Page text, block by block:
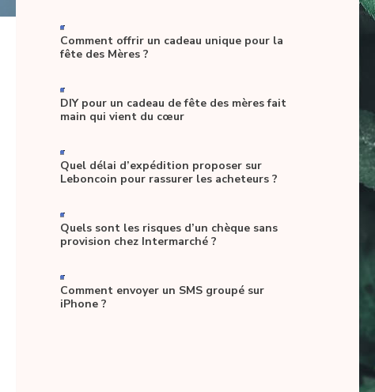
-
Comment offrir un cadeau unique pour la
fête des Mères ?
-
DIY pour un cadeau de fête des mères fait
main qui vient du cœur
-
Quel délai d’expédition proposer sur
Leboncoin pour rassurer les acheteurs ?
-
Quels sont les risques d’un chèque sans
provision chez Intermarché ?
-
Comment envoyer un SMS groupé sur
iPhone ?